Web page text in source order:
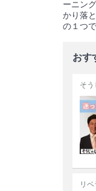
ーニン
かり落
の１つで
おす
そ
リ